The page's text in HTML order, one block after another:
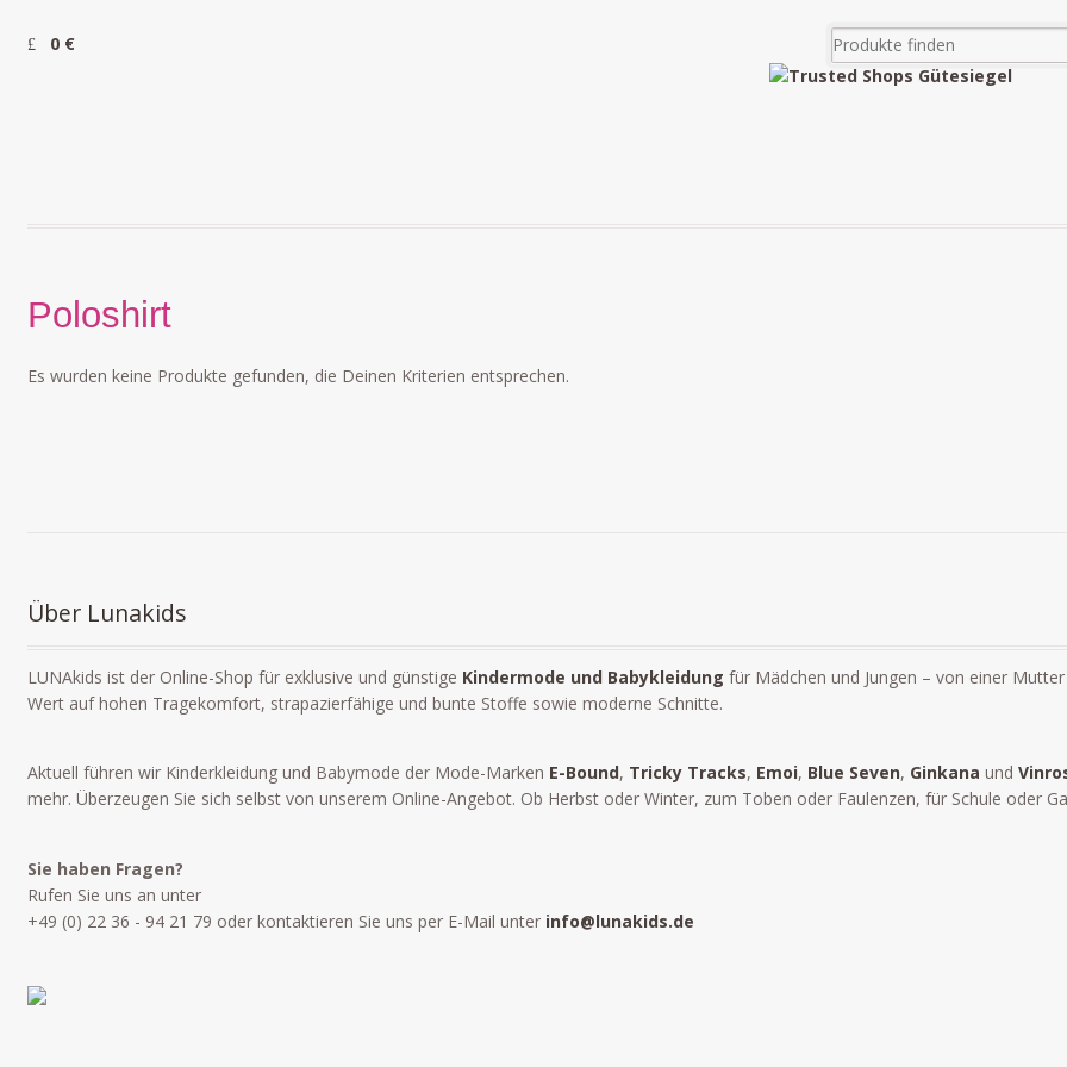
0 €
Poloshirt
Es wurden keine Produkte gefunden, die Deinen Kriterien entsprechen.
Über Lunakids
LUNAkids ist der Online-Shop für exklusive und günstige Kindermode und Babykleidung für Mädchen und Jungen – von einer
Wert auf hohen Tragekomfort, strapazierfähige und bunte Stoffe sowie moderne Schnitte.
Aktuell führen wir Kinderkleidung und Babymode der Mode-Marken E-Bound, Tricky Tracks, Emoi, Blue Seven, Ginkana und
mehr. Überzeugen Sie sich selbst von unserem Online-Angebot. Ob Herbst oder Winter, zum Toben oder Faulenzen, für Schule oder
Sie haben Fragen?
Rufen Sie uns an unter
+49 (0) 22 36 - 94 21 79 oder kontaktieren Sie uns per E-Mail unter info@lunakids.de